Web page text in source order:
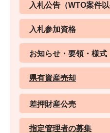
入札公告（WTO案件
入札参加資格
お知らせ・要領・様式
県有資産売却
差押財産公売
指定管理者の募集